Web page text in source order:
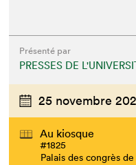
Présenté par
PRESSES DE
25 novembre
Au kiosque
#1825
Palais des congrès